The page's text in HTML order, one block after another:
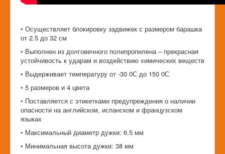
• Осуществляет блокировку задвижек с размером барашка
от 2.5 до 32 см
• Выполнен из долговечного полипропилена – прекрасная
устойчивость к ударам и воздействию химических веществ
• Выдерживает температуру от -30 0С до 150 0С
• 5 размеров и 4 цвета
• Поставляется с этикетками предупреждения о наличии
опасности на английском, испанском и французском
языках
• Максимальный диаметр дужки: 6.5 мм
• Минимальная высота дужки: 38 мм